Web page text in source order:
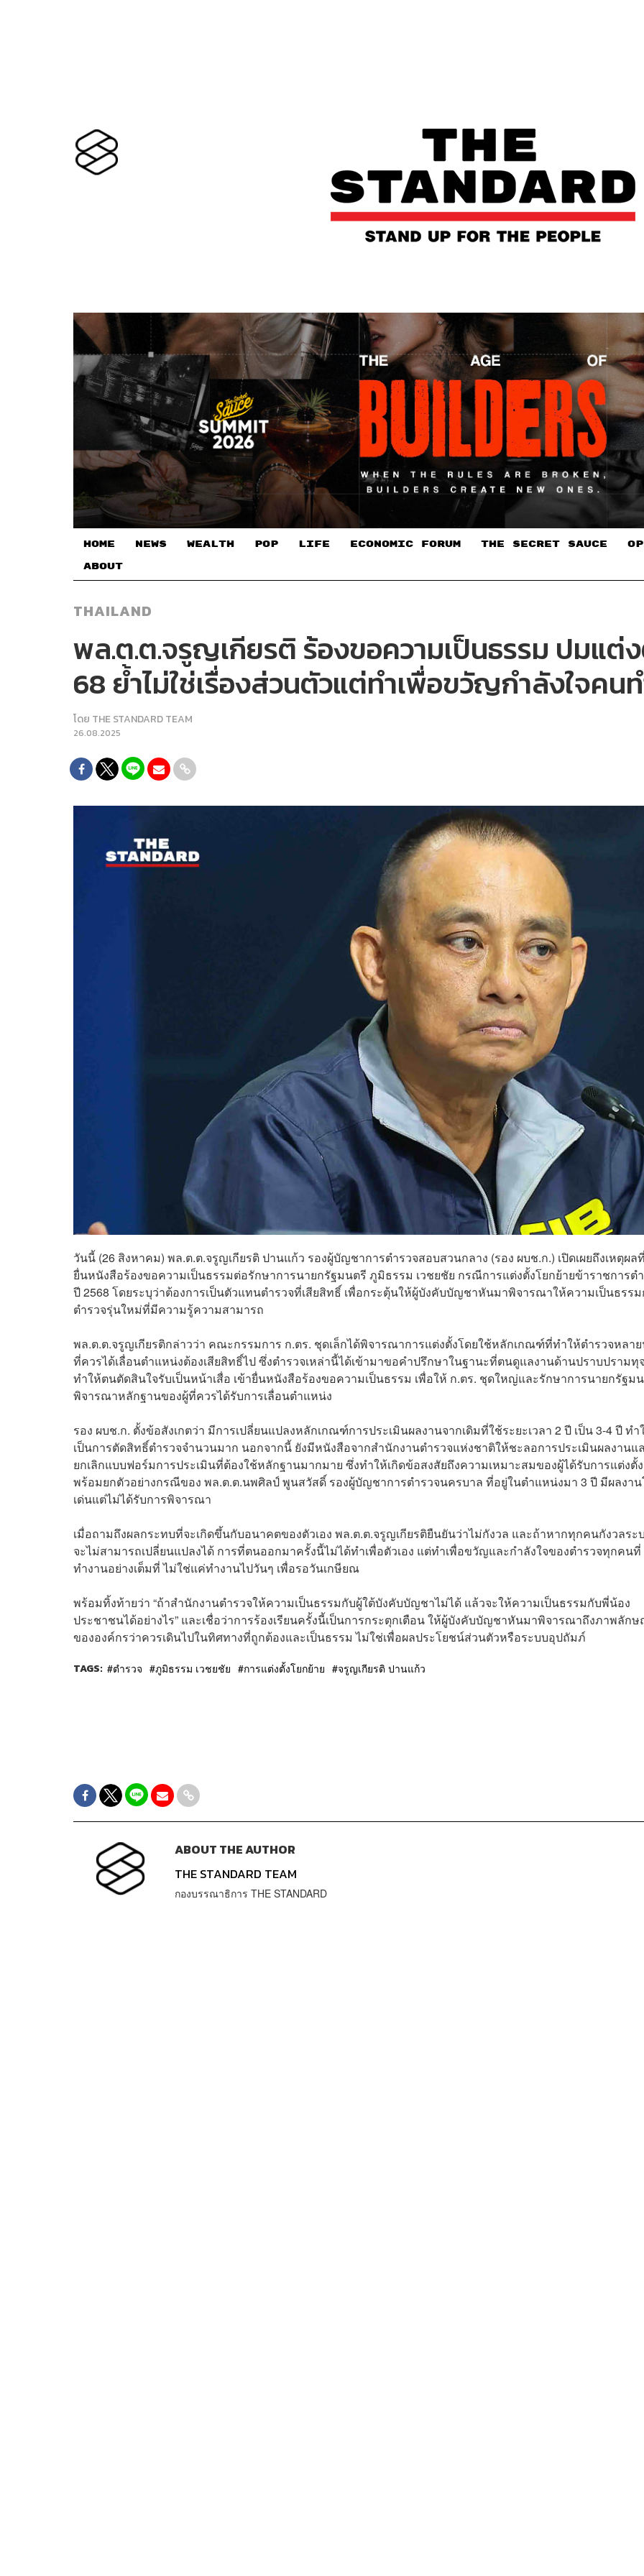
HOME NEWS WEALTH POP LIFE ECONOMIC FORUM THE SECRET SAUCE​
ABOUT
THAILAND
พล.ต.ต.จรูญเกียรติ ร้องขอความเป็นธรรม ปมแต่
68 ย้ำไม่ใช่เรื่องส่วนตัวแต่ทำเพื่อขวัญกำลังใจคน
โดย THE STANDARD TEAM
26.08.2025
วันนี้ (26 สิงหาคม) พล.ต.ต.จรูญเกียรติ ปานแก้ว รองผู้บัญชาการตำรวจสอบสวนกลาง (รอง ผบช.ก.) เปิดเผยถึงเหตุผล
ยื่นหนังสือร้องขอความเป็นธรรมต่อรักษาการนายกรัฐมนตรี ภูมิธรรม เวชยชัย กรณีการแต่งตั้งโยกย้ายข้าราชการต
ปี 2568 โดยระบุว่าต้องการเป็นตัวแทนตำรวจที่เสียสิทธิ์ เพื่อกระตุ้นให้ผู้บังคับบัญชาหันมาพิจารณาให้ความเป็นธรร
ตำรวจรุ่นใหม่ที่มีความรู้ความสามารถ
พล.ต.ต.จรูญเกียรติกล่าวว่า คณะกรรมการ ก.ตร. ชุดเล็กได้พิจารณาการแต่งตั้งโดยใช้หลักเกณฑ์ที่ทำให้ตำรวจหลา
ที่ควรได้เลื่อนตำแหน่งต้องเสียสิทธิ์ไป ซึ่งตำรวจเหล่านี้ได้เข้ามาขอคำปรึกษาในฐานะที่ตนดูแลงานด้านปราบปรามทุ
ทำให้ตนตัดสินใจรับเป็นหน้าเสื่อ เข้ายื่นหนังสือร้องขอความเป็นธรรม เพื่อให้ ก.ตร. ชุดใหญ่และรักษาการนายกรัฐม
พิจารณาหลักฐานของผู้ที่ควรได้รับการเลื่อนตำแหน่ง
รอง ผบช.ก. ตั้งข้อสังเกตว่า มีการเปลี่ยนแปลงหลักเกณฑ์การประเมินผลงานจากเดิมที่ใช้ระยะเวลา 2 ปี เป็น 3-4 ปี ทำ
เป็นการตัดสิทธิ์ตำรวจจำนวนมาก นอกจากนี้ ยังมีหนังสือจากสำนักงานตำรวจแห่งชาติให้ชะลอการประเมินผลงานแ
ยกเลิกแบบฟอร์มการประเมินที่ต้องใช้หลักฐานมากมาย ซึ่งทำให้เกิดข้อสงสัยถึงความเหมาะสมของผู้ได้รับการแต่งตั้ง
พร้อมยกตัวอย่างกรณีของ พล.ต.ต.นพศิลป์ พูนสวัสดิ์ รองผู้บัญชาการตำรวจนครบาล ที่อยู่ในตำแหน่งมา 3 ปี มีผลงา
เด่นแต่ไม่ได้รับการพิจารณา
เมื่อถามถึงผลกระทบที่จะเกิดขึ้นกับอนาคตของตัวเอง พล.ต.ต.จรูญเกียรติยืนยันว่าไม่กังวล และถ้าหากทุกคนกังวลระ
จะไม่สามารถเปลี่ยนแปลงได้ การที่ตนออกมาครั้งนี้ไม่ได้ทำเพื่อตัวเอง แต่ทำเพื่อขวัญและกำลังใจของตำรวจทุกคนที่
ทำงานอย่างเต็มที่ ไม่ใช่แค่ทำงานไปวันๆ เพื่อรอวันเกษียณ
พร้อมทิ้งท้ายว่า “ถ้าสำนักงานตำรวจให้ความเป็นธรรมกับผู้ใต้บังคับบัญชาไม่ได้ แล้วจะให้ความเป็นธรรมกับพี่น้อง
ประชาชนได้อย่างไร” และเชื่อว่าการร้องเรียนครั้งนี้เป็นการกระตุกเตือน ให้ผู้บังคับบัญชาหันมาพิจารณาถึงภาพลัก
ขององค์กรว่าควรเดินไปในทิศทางที่ถูกต้องและเป็นธรรม ไม่ใช่เพื่อผลประโยชน์ส่วนตัวหรือระบบอุปถัมภ์
TAGS: ตำรวจ ภูมิธรรม เวชยชัย การแต่งตั้งโยกย้าย จรูญเกียรติ ปานแก้ว
ABOUT THE AUTHOR
THE STANDARD TEAM
กองบรรณาธิการ THE STANDARD